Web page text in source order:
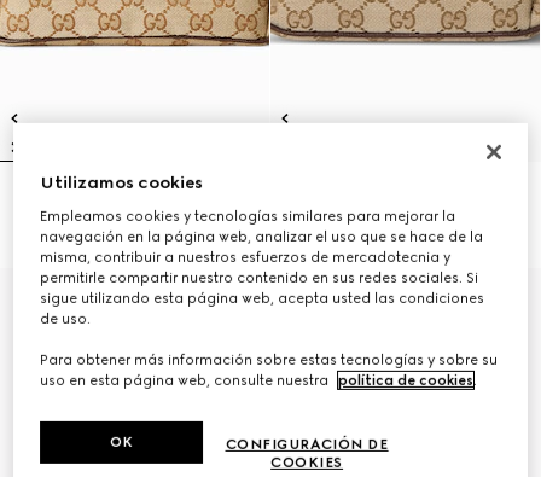
CHF 1,200
CHF 1,060
Novedad
Utilizamos cookies
Empleamos cookies y tecnologías similares para mejorar la
navegación en la página web, analizar el uso que se hace de la
misma, contribuir a nuestros esfuerzos de mercadotecnia y
permitirle compartir nuestro contenido en sus redes sociales. Si
sigue utilizando esta página web, acepta usted las condiciones
de uso.
Para obtener más información sobre estas tecnologías y sobre su
uso en esta página web, consulte nuestra
política de cookies.
CONFIGURACIÓN DE
COOKIES
OK